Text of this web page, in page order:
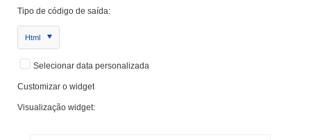
Tipo de código de saída:
Html
Selecionar data personalizada
Customizar o widget
Visualização widget: